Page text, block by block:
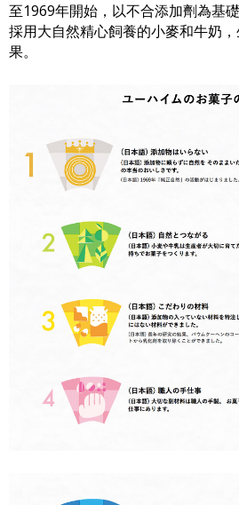
至1969年開始，以不合添加劑為基
採用大自然精心飼養的小麥和牛奶
果。